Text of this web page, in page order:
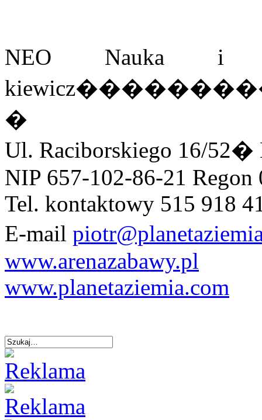
NEO Nauka i
�
Ul. Raciborskiego 16/52�
NIP 657-102-86-21 Regon
Tel. kontaktowy 515 918
E-mail
www.arenazabawy.pl
www.planetaziemia.com